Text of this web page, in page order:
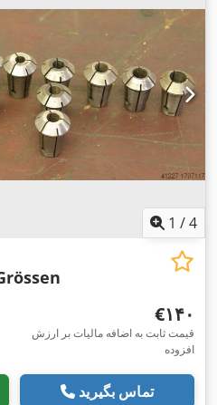
1 /4
‎€۱۴۰
قیمت ثابت به اضافه مالیات بر ارزش
افزوده
تماس بگیرید